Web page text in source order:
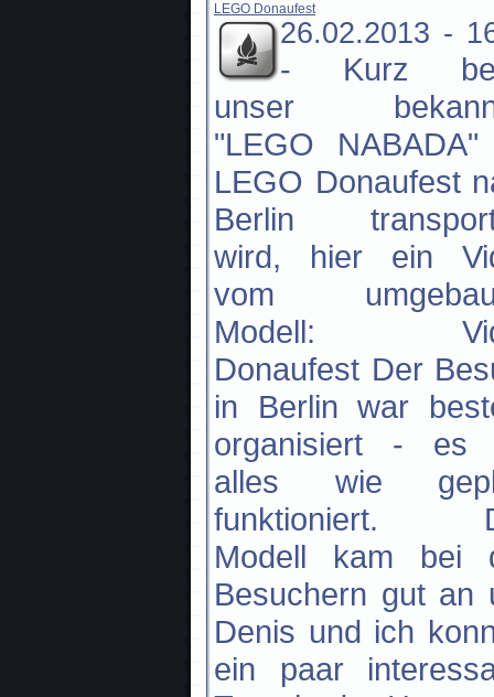
LEGO Donaufest
26.02.2013 -
- Kurz
unser
"LEGO
LEGO Donaufest
Berlin
wird, hier ein
vom
Modell:
Donaufest Der
in Berlin war
organisiert - es
alles wie
funktioniert.
Modell kam bei
Besuchern gut an
Denis und ich
ein paar